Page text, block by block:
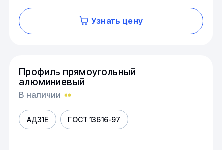
Узнать цену
Профиль прямоугольный
алюминиевый
В наличии
АД31Е ГОСТ 13616-97